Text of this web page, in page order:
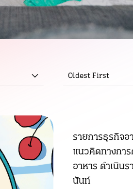
Oldest First
รายการธุรกิจอ
แนวคิดทางกา
อาหาร ดำเนิน
นันท์